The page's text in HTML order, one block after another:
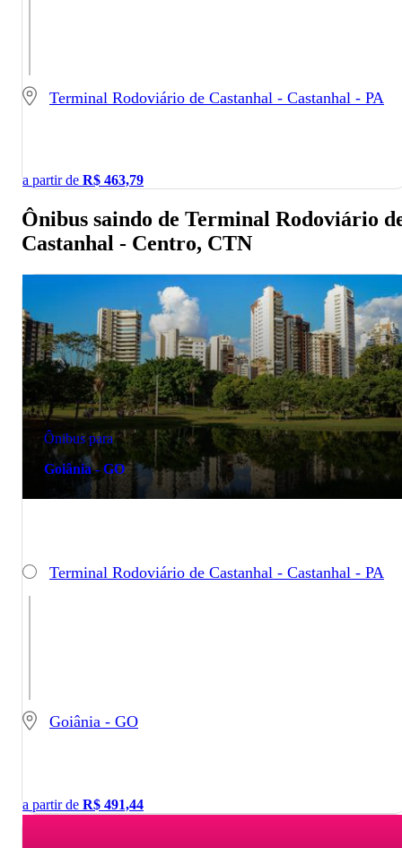
Terminal Rodoviário de Castanhal - Castanhal - PA
a partir de R$ 463,79
Ônibus saindo de Terminal Rodoviário
Castanhal - Centro, CTN
Ônibus para
Goiânia - GO
Terminal Rodoviário de Castanhal - Castanhal - PA
Goiânia - GO
a partir de R$ 491,44